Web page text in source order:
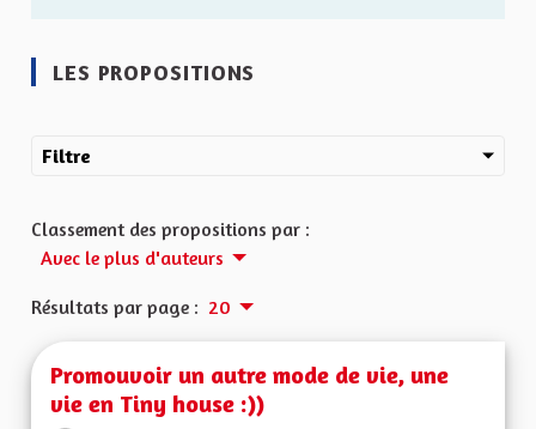
LES PROPOSITIONS
Filtre
Classement des propositions par :
Avec le plus d'auteurs
Résultats par page : 20
Promouvoir un autre mode de vie, une
vie en Tiny house :))